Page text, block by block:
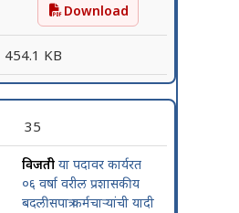
व्यवसोपचार तज्ञ या पदावर
Download
454.1 KB
35
विजतंत्रीया पदावर कार्यरत
०६ वर्षा वरील प्रशासकीय
बदलीसपात्र कर्मचाऱ्यांची यादी